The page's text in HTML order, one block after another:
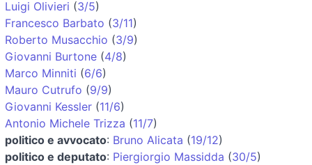
Luigi Olivieri (3/5)
Francesco Barbato (3/11)
Roberto Musacchio (3/9)
Giovanni Burtone (4/8)
Marco Minniti (6/6)
Mauro Cutrufo (9/9)
Giovanni Kessler (11/6)
Antonio Michele Trizza (11/7)
politico e avvocato: Bruno Alicata (19/12)
politico e deputato: Piergiorgio Massidda (30/5)